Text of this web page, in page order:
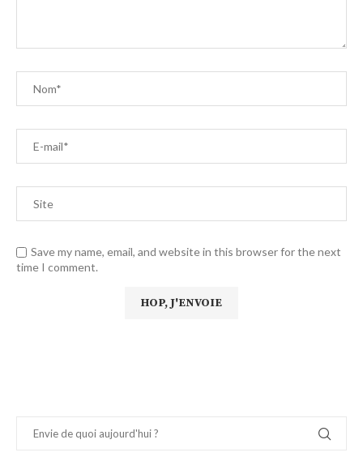
Save my name, email, and website in this browser for the next
time I comment.